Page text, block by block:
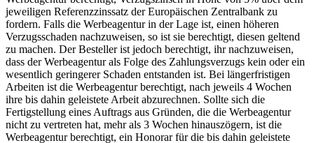
jeweiligen Referenzzinssatz der Europäischen Zentralbank zu
fordern. Falls die Werbeagentur in der Lage ist, einen höheren
Verzugsschaden nachzuweisen, so ist sie berechtigt, diesen geltend
zu machen. Der Besteller ist jedoch berechtigt, ihr nachzuweisen,
dass der Werbeagentur als Folge des Zahlungsverzugs kein oder ein
wesentlich geringerer Schaden entstanden ist. Bei längerfristigen
Arbeiten ist die Werbeagentur berechtigt, nach jeweils 4 Wochen
ihre bis dahin geleistete Arbeit abzurechnen. Sollte sich die
Fertigstellung eines Auftrags aus Gründen, die die Werbeagentur
nicht zu vertreten hat, mehr als 3 Wochen hinauszögern, ist die
Werbeagentur berechtigt, ein Honorar für die bis dahin geleistete